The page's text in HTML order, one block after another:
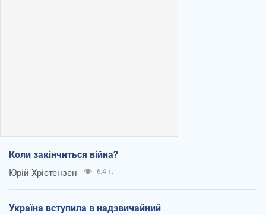
Коли закінчиться війна?
Юрій Хрістензен 6,4 т.
Україна вступила в надзвичайний